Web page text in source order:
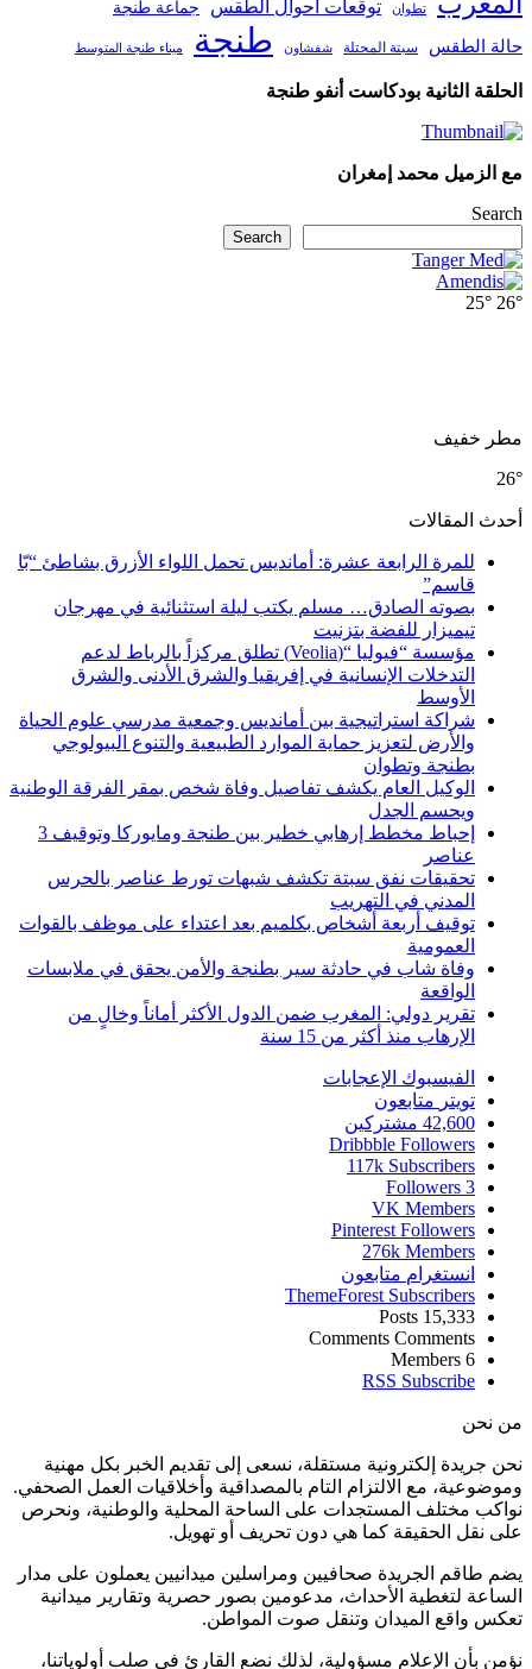
تطوان توقعات أحوال الطقس جماعة طنجة
الطقس سبتة المحتلة شفشاون طنجة ميناء طنجة المتوسط
الثانية بودكاست أنفو طنجة
الزميل محمد إمغران
Search
25°
خفيف
المقالات
للمرة الرابعة عشرة: أمانديس تحمل اللواء الأزرق بشاطئ “بّا
قاسم”
بصوته الصادق… مسلم يكتب ليلة استثنائية في مهرجان
تيميزار للفضة بتزنيت
مؤسسة “فيوليا “(Veolia) تطلق مركزاً بالرباط لدعم
التدخلات الإنسانية في إفريقيا والشرق الأدنى والشرق
الأوسط
شراكة استراتيجية بين أمانديس وجمعية مدرسي علوم الحياة
والأرض لتعزيز حماية الموارد الطبيعية والتنوع البيولوجي
بطنجة وتطوان
الوكيل العام يكشف تفاصيل وفاة شخص بمقر الفرقة الوطنية
ويحسم الجدل
إحباط مخطط إرهابي خطير بين طنجة ومايوركا وتوقيف 3
عناصر
تحقيقات نفق سبتة تكشف شبهات تورط عناصر بالحرس
المدني في التهريب
توقيف أربعة أشخاص بكلميم بعد اعتداء على موظف بالقوات
العمومية
وفاة شاب في حادثة سير بطنجة والأمن يحقق في ملابسات
الواقعة
تقرير دولي: المغرب ضمن الدول الأكثر أماناً وخالٍ من
الإرهاب منذ أكثر من 15 سنة
الفيسبوك الإعجابات
تويتر متابعون
42,600 مشتركين
Dribbble Followers
117k Subscribers
Followers
VK Members
Pinterest Followers
276k Members
انستغرام
متابعون
ThemeForest Subscribers
15,333
Posts
Comments Comments
Members
RSS Subscribe
نحن
جريدة إلكترونية مستقلة، نسعى إلى تقديم الخبر بكل مهنية
مع الالتزام التام بالمصداقية وأخلاقيات العمل الصحفي.
مختلف المستجدات على الساحة المحلية والوطنية، ونحرص
نقل الحقيقة كما هي دون تحريف أو تهويل.
طاقم الجريدة صحافيين ومراسلين ميدانيين يعملون على مدار
لتغطية الأحداث، مدعومين بصور حصرية وتقارير ميدانية
واقع الميدان وتنقل صوت المواطن.
بأن الإعلام مسؤولية، لذلك نضع القارئ في صلب أولوياتنا،